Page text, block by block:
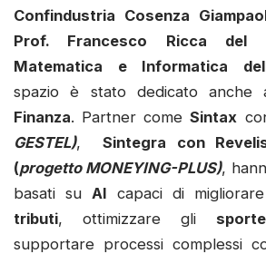
Confindustria Cosenza
Prof. Francesco Ricca del
Matematica e Informatica
spazio è stato dedicato anche
Finanza. Partner comeSintax
GESTEL), Sintegra con
(progetto MONEYING-PLUS),
basati su AI capaci di
tributi, ottimizzare gli
supportare processi complessi